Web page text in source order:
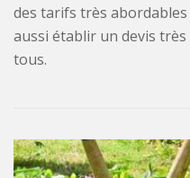
des tarifs très
aussi établir un devis
tous.